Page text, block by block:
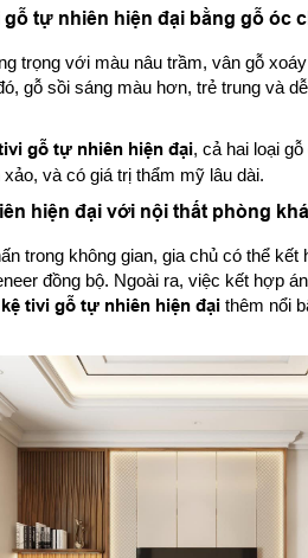
tự nhiên hiện đại bằng gỗ óc
trọng với màu nâu trầm, vân gỗ
gỗ sồi sáng màu hơn, trẻ trung và
gỗ tự nhiên hiện đại, cả hai loại
và có giá trị thẩm mỹ lâu dài.
hiện đại với nội thất phòng
trong không gian, gia chủ có thể
đồng bộ. Ngoài ra, việc kết hợp
kệ tivi gỗ tự nhiên hiện đại thêm nổi